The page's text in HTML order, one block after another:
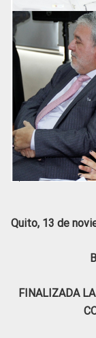
Quito, 13 de
FINALIZADA